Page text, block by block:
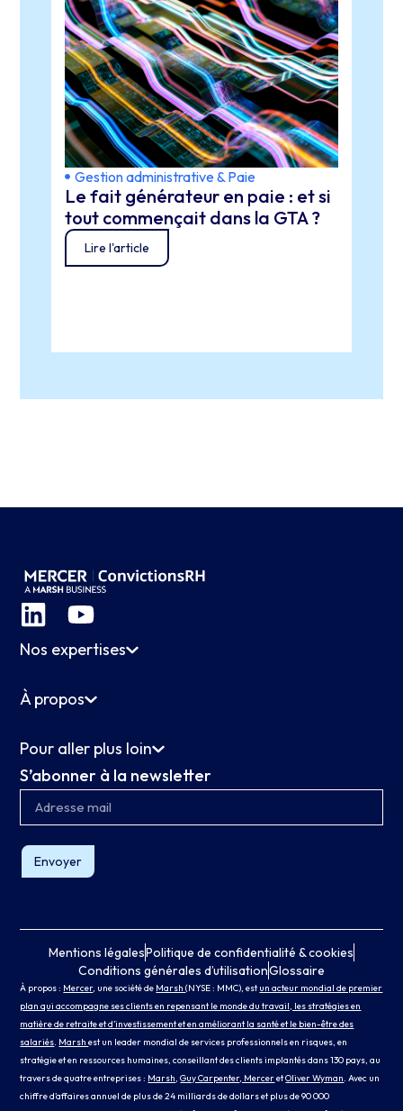
Gestion administrative & Paie
Le fait générateur en paie : et si
tout commençait dans la GTA ?
Lire l'article
Nos expertises
À propos
Pour aller plus loin
S’abonner à la newsletter
Envoyer
Mentions légalesPolitique de confidentialité & cookies
Conditions générales d’utilisationGlossaire
À propos : Mercer, une société de Marsh(NYSE : MMC), estun acteur mondial de premier
plan qui accompagne ses clients en repensant le monde du travail, les stratégies en
matière de retraite et d’investissement et en améliorant la santé et le bien-être des
salariés. Marshest un leader mondial de services professionnels en risques, en
stratégie et en ressources humaines, conseillant des clients implantés dans 130 pays, au
travers de quatre entreprises : Marsh,Guy Carpenter, MerceretOliver Wyman. Avec un
chiffre d’affaires annuel de plus de 24 milliards de dollars et plus de 90 000